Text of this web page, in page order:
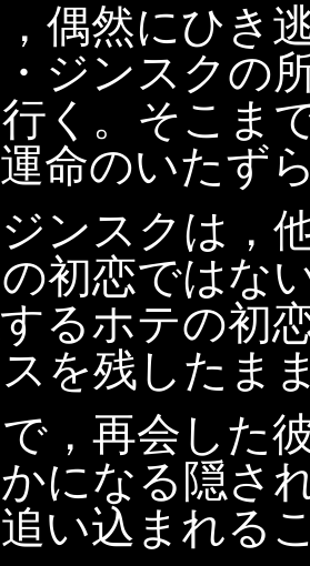
偶然にひき
ジンスクの
く。そこま
命のいたず
ンスクは，
初恋ではな
るホテの初
を残したま
，再会した
になる隠さ
い込まれる